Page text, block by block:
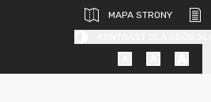
MAPA STRONY